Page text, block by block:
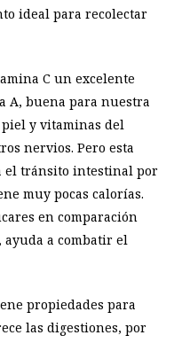
ideal para recolectar
C un excelente
A, buena para nuestra
y vitaminas del
nervios. Pero esta
el tránsito intestinal por
muy pocas calorías.
en comparación
ayuda a combatir el
propiedades para
las digestiones, por